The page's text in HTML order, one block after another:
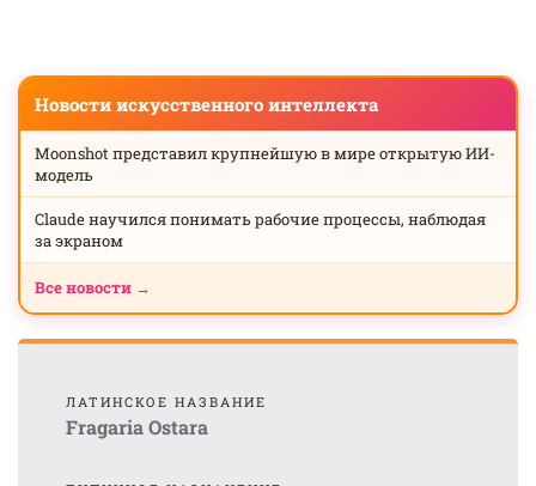
Новости искусственного интеллекта
Moonshot представил крупнейшую в мире открытую ИИ-
модель
Claude научился понимать рабочие процессы, наблюдая
за экраном
Все новости →
ЛАТИНСКОЕ НАЗВАНИЕ
Fragaria Ostara